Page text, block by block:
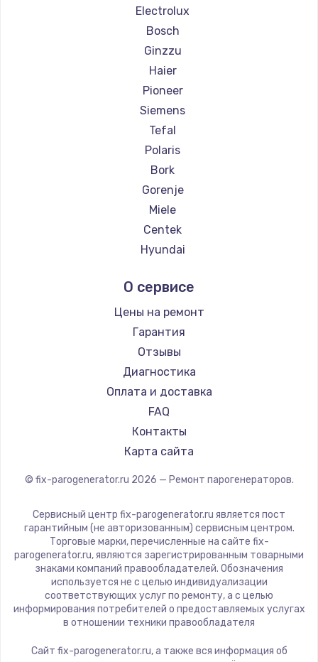
Ремонт парогенераторов Vivitek
Ремонт парогенераторов RED solution
Electrolux
Bosch
Ginzzu
Haier
Pioneer
Siemens
Tefal
Polaris
Bork
Gorenje
Miele
Centek
Hyundai
DELTA
Silter
Chayka
Beko
Vivitek
RED solution
О сервисе
Цены на ремонт
Гарантия
Отзывы
Диагностика
Оплата и доставка
FAQ
Контакты
Карта сайта
© fix-parogenerator.ru 2026 — Ремонт парогенераторов.
Сервисный центр fix-parogenerator.ru является пост
гарантийным (не авторизованным) сервисным центром.
Торговые марки, перечисленные на сайте fix-
parogenerator.ru, являются зарегистрированным товарными
знаками компаний правообладателей. Обозначения
используется не с целью индивидуализации
соответствующих услуг по ремонту, а с целью
информирования потребителей о предоставляемых услугах
в отношении техники правообладателя
Сайт fix-parogenerator.ru, а также вся информация об